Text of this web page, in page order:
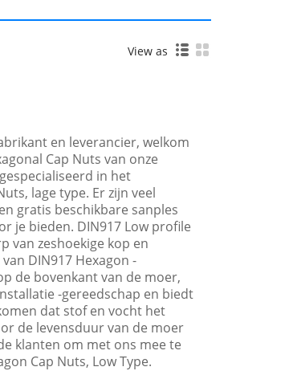
View as
en leverancier, welkom
Cap Nuts van onze
in het
lage type. Er zijn veel
gratis beschikbare sanples
je bieden. DIN917 Low profile
van zeshoekige kop en
DIN917 Hexagon -
de bovenkant van de moer,
-gereedschap en biedt
dat stof en vocht het
de levensduur van de moer
klanten om met ons mee te
Cap Nuts, Low Type.